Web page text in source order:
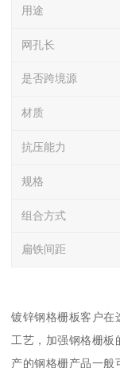
用途
网孔长
是否跨境源
材质
抗压能力
规格
组合方式
扁铁间距
镀锌钢格栅板客户在
工艺，加强钢格栅板
产的钢格栅产品一般